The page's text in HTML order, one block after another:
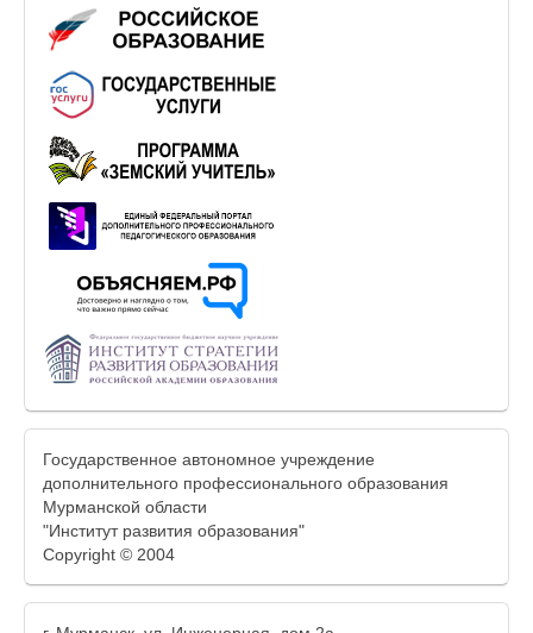
Государственное автономное учреждение
дополнительного профессионального образования
Мурманской области
"Институт развития образования"
Copyright © 2004